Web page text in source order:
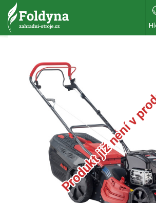
Zahradní traktory
Zahradní ridery
Aku traktory
Příslušenství
Sekačky
Benzínové sekačky
Benzínové sekačky s pojezdem
Produkt již není